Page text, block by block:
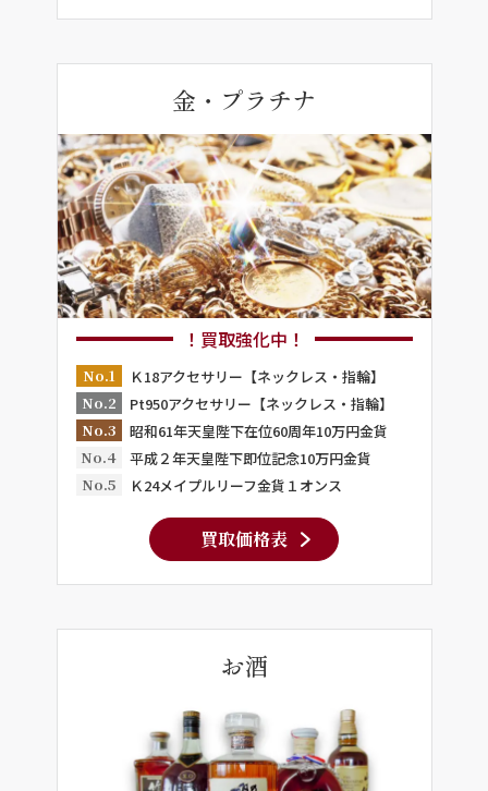
金・プラチナ
！買取強化中！
No.1
Ｋ18アクセサリー【ネックレス・指輪】
No.2
Pt950アクセサリー【ネックレス・指輪】
No.3
昭和61年天皇陛下在位60周年10万円金貨
No.4
平成２年天皇陛下即位記念10万円金貨
No.5
Ｋ24メイプルリーフ金貨１オンス
買取価格表
お酒